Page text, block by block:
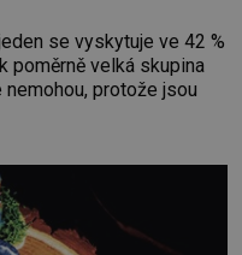
se vyskytuje ve 42 %
poměrně velká skupina
protože jsou